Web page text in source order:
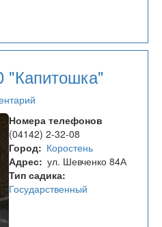
"Капитошка"
Номера телефонов
(04142) 2-32-08
Город
Коростень
Адрес ул. Шевченко 84А
Тип садика
Государственный